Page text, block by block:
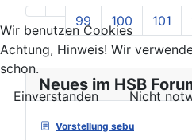
Neues im HSB
Vorstellung sebu
99 100 101
Wir benutzen Cookies
Achtung, Hinweis! Wir
schon.
Einverstanden
Nicht